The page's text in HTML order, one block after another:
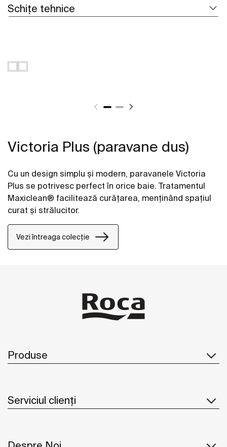
Schițe tehnice
Victoria Plus (paravane dus)
Cu un design simplu și modern, paravanele Victoria
Plus se potrivesc perfect în orice baie. Tratamentul
Maxiclean® facilitează curățarea, menținând spațiul
curat și strălucitor.
Vezi întreaga colecție
Produse
Serviciul clienți